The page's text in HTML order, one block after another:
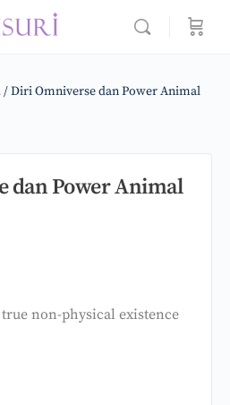
/ Diri Omniverse dan Power Animal
dan Power Animal
non-physical existence